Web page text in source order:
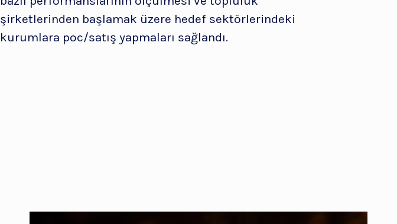
şirketlerinden başlamak üzere hedef sektörlerindeki
kurumlara poc/satış yapmaları sağlandı.